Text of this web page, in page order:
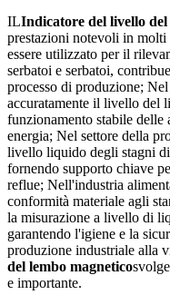
ILIndicatore del livello del
prestazioni notevoli in
essere utilizzato per il
serbatoi e serbatoi,
processo di produzione;
accuratamente il livello del
funzionamento stabile delle
energia; Nel settore della
livello liquido degli stagni
fornendo supporto chiave
reflue; Nell'industria
conformità materiale agli
la misurazione a livello di
garantendo l'igiene e la
produzione industriale alla
del lembo magnetico
e importante.